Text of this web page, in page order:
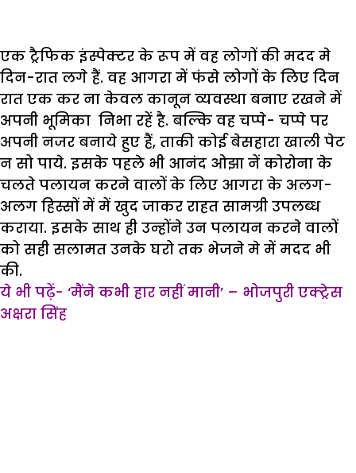
एक ट्रैफिक इंस्पेक्टर के रूप में वह लोगों की मदद मे
दिन-रात लगे हैं. वह आगरा में फंसे लोगों के लिए दिन
रात एक कर ना केवल कानून व्यवस्था बनाए रखने में
अपनी भूमिका निभा रहें है. बल्कि वह चप्पे- चप्पे पर
अपनी नजर बनाये हुए हैं, ताकी कोई बेसहारा खाली पेट
न सो पाये. इसके पहले भी आनंद ओझा नें कोरोना के
चलते पलायन करने वालों के लिए आगरा के अलग-
अलग हिस्सों में में खुद जाकर राहत सामग्री उपलब्ध
कराया. इसके साथ ही उन्होंने उन पलायन करने वालों
को सही सलामत उनके घरो तक भेजने मे में मदद भी
की.
ये भी पढ़ें- ‘मैंने कभी हार नहीं मानी’ – भोजपुरी एक्ट्रेस
अक्षरा सिंह